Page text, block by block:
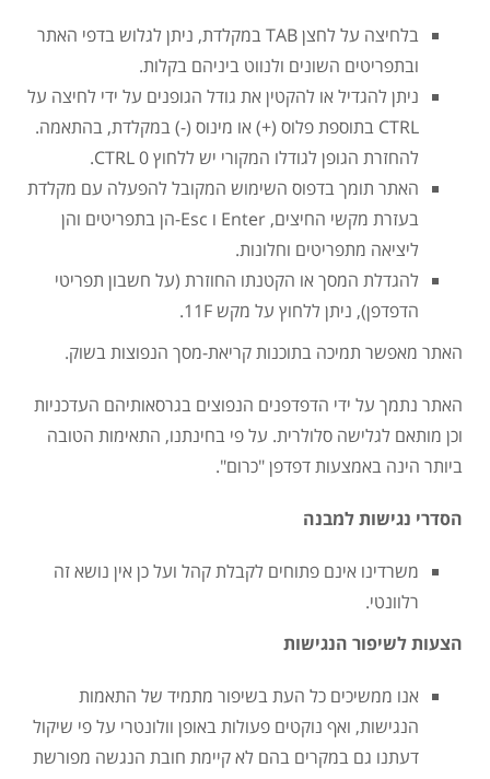
בלחיצה על לחצן TAB במקלדת, ניתן לגלוש בדפי האתר
ובתפריטים השונים ולנווט ביניהם בקלות.
ניתן להגדיל או להקטין את גודל הגופנים על ידי לחיצה על
CTRL בתוספת פלוס (+) או מינוס (-) במקלדת, בהתאמה.
להחזרת הגופן לגודלו המקורי יש ללחוץ CTRL 0.
האתר תומך בדפוס השימוש המקובל להפעלה עם מקלדת
בעזרת מקשי החיצים, Enter ו Esc-הן בתפריטים והן
ליציאה מתפריטים וחלונות.
להגדלת המסך או הקטנתו החוזרת (על חשבון תפריטי
הדפדפן), ניתן ללחוץ על מקש 11F.
האתר מאפשר תמיכה בתוכנות קריאת-מסך הנפוצות בשוק.
האתר נתמך על ידי הדפדפנים הנפוצים בגרסאותיהם העדכניות
וכן מותאם לגלישה סלולרית. על פי בחינתנו, התאימות הטובה
ביותר הינה באמצעות דפדפן "כרום".
הסדרי נגישות למבנה
משרדינו אינם פתוחים לקבלת קהל ועל כן אין נושא זה
רלוונטי.
הצעות לשיפור הנגישות
אנו ממשיכים כל העת בשיפור מתמיד של התאמות
הנגישות, ואף נוקטים פעולות באופן וולונטרי על פי שיקול
דעתנו גם במקרים בהם לא קיימת חובת הנגשה מפורשת